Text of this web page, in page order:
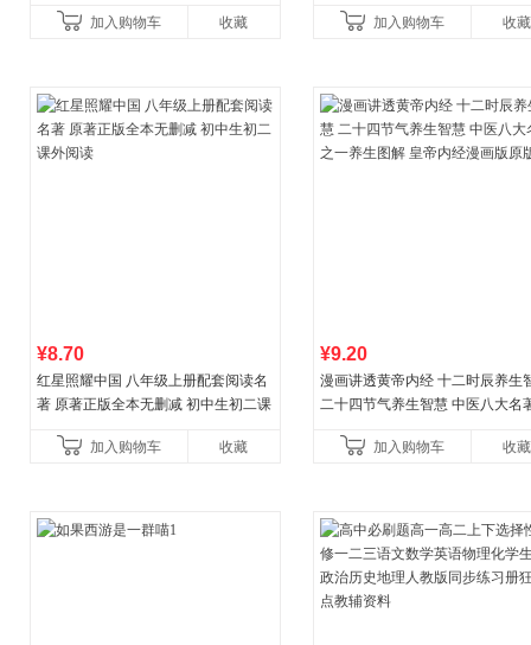
加入购物车 收藏 加入购物车 收藏
¥8.70
红星照耀中国 八年级上册配套阅读名
著 原著正版全本无删减 初中生初二课
加入购物车
收藏
¥9.20
漫画讲透黄帝内经 十二时辰养生
二十四节气养生智慧 中医八大名
加入购物车
收藏